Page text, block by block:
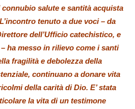
salute e santità acquista
tenuto a due voci – da
dell’Ufficio catechistico, e
ha messo in rilievo come i santi
fragilità e debolezza della
continuano a donare vita
della carità di Dio. E’ stata
la vita di un testimone